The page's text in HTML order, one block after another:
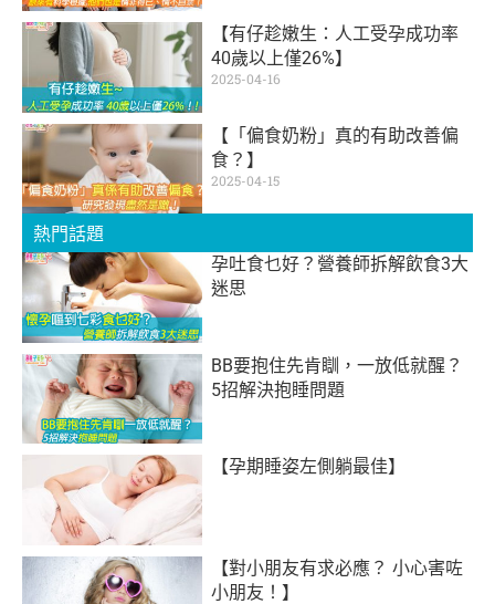
【有仔趁嫩生：人工受孕成功率
40歲以上僅26%】
2025-04-16
【「偏食奶粉」真的有助改善偏
食？】
2025-04-15
熱門話題
孕吐食乜好？營養師拆解飲食3大
迷思
BB要抱住先肯瞓，一放低就醒？
5招解決抱睡問題
【孕期睡姿左側躺最佳】
【對小朋友有求必應？ 小心害咗
小朋友！】